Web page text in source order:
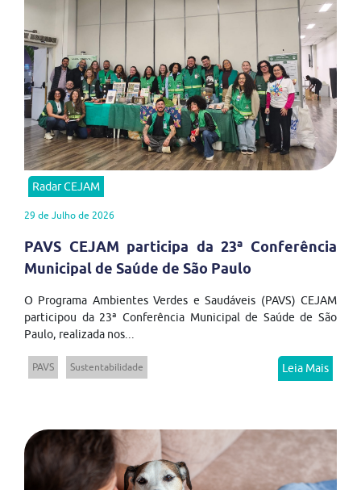
Radar CEJAM
29 de Julho de 2026
PAVS CEJAM participa da 23ª Conferência
Municipal de Saúde de São Paulo
O Programa Ambientes Verdes e Saudáveis (PAVS) CEJAM
participou da 23ª Conferência Municipal de Saúde de São
Paulo, realizada nos...
PAVS Sustentabilidade Leia Mais